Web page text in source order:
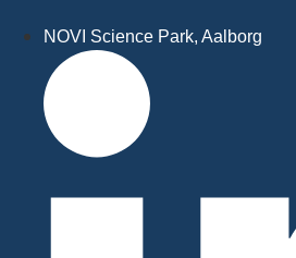
NOVI Science Park, Aalborg